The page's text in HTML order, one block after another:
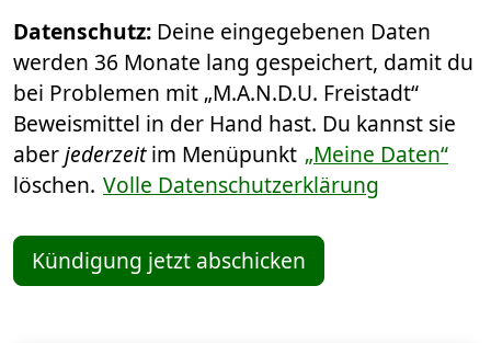
Datenschutz: Deine eingegebenen Daten
werden 36 Monate lang gespeichert, damit du
bei Problemen mit „M.A.N.D.U. Freistadt“
Beweismittel in der Hand hast. Du kannst sie
aberjederzeitim Menüpunkt „Meine Daten“
löschen. Volle Datenschutzerklärung
Kündigung jetzt abschicken